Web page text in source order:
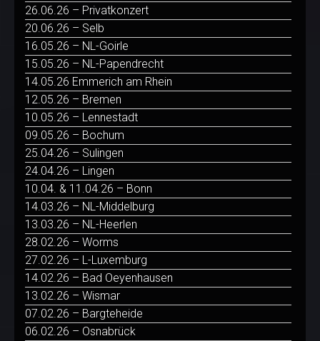
26.06.26 – Privatkonzert
20.06.26 – Selb
16.05.26 – NL-Goirle
15.05.26 – NL-Papendrecht
14.05.26 Emmerich am Rhein
12.05.26 – Bremen
10.05.26 – Lennestadt
09.05.26 – Bochum
25.04.26 – Sulingen
24.04.26 – Lingen
10.04. & 11.04.26 – Bonn
14.03.26 – NL-Middelburg
13.03.26 – NL-Heerlen
28.02.26 – Worms
27.02.26 – L-Luxemburg
14.02.26 – Bad Oeyenhausen
13.02.26 – Wismar
07.02.26 – Bargteheide
06.02.26 – Osnabrück